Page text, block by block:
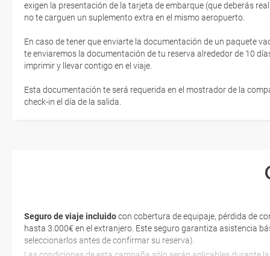
exigen la presentación de la tarjeta de embarque (que deberás
no te carguen un suplemento extra en el mismo aeropuerto.
En caso de tener que enviarte la documentación de un paquete
te enviaremos la documentación de tu reserva alrededor de 10
imprimir y llevar contigo en el viaje.
Esta documentación te será requerida en el mostrador de la
check-in el día de la salida.
Seguro de viaje incluidocon cobertura de equipaje, pérdida de
hasta 3.000€ en el extranjero. Este seguro garantiza asistencia
seleccionarlos antes de confirmar su reserva).